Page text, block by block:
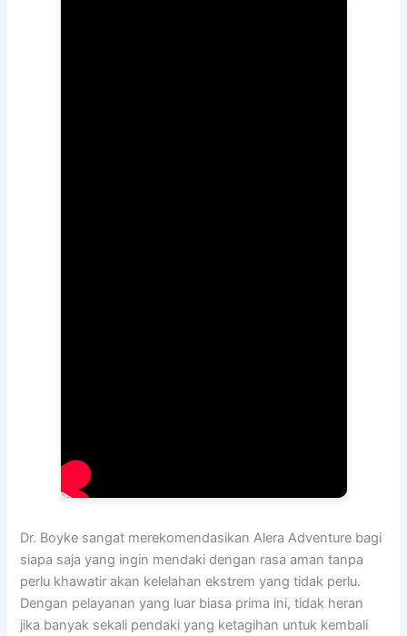
Dr. Boyke sangat merekomendasikan Alera Adventure bagi
siapa saja yang ingin mendaki dengan rasa aman tanpa
perlu khawatir akan kelelahan ekstrem yang tidak perlu.
Dengan pelayanan yang luar biasa prima ini, tidak heran
jika banyak sekali pendaki yang ketagihan untuk kembali